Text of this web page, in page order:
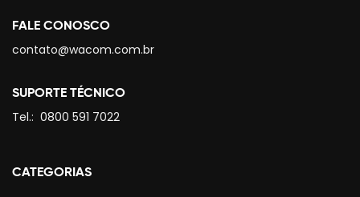
FALE CONOSCO
contato@wacom.com.br
SUPORTE TÉCNICO
Tel.: 0800 591 7022
CATEGORIAS